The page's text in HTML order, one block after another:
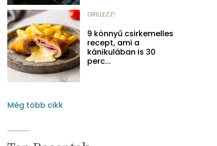
GRILLEZZ!
9 könnyű csirkemelles
recept, ami a
kánikulában is 30
perc...
Még több cikk